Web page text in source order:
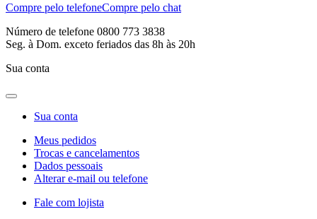
Compre pelo telefoneCompre pelo chat
Número de telefone 0800 773 3838
Seg. à Dom. exceto feriados das 8h às 20h
Sua conta
Sua conta
Meus pedidos
Trocas e cancelamentos
Dados pessoais
Alterar e-mail ou telefone
Fale com lojista